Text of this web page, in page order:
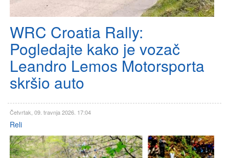
WRC Croatia Rally:
Pogledajte kako je vozač
Leandro Lemos Motorsporta
skršio auto
Četvrtak, 09. travnja 2026. 17:04
Reli